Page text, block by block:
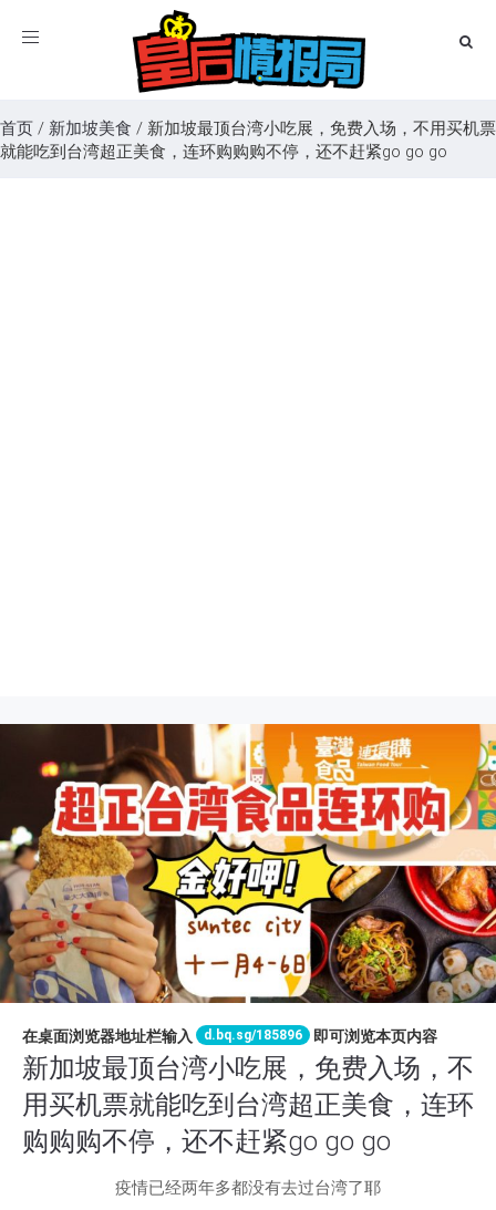
Toggle
首页 / 新加坡美食 / 新加坡最顶台湾小吃展，免费入场，不用买机票
就能吃到台湾超正美食，连环购购购不停，还不赶紧go go go
在桌面浏览器地址栏输入 d.bq.sg/185896 即可浏览本页内容
新加坡最顶台湾小吃展，免费入场，不
用买机票就能吃到台湾超正美食，连环
购购购不停，还不赶紧go go go
疫情已经两年多都没有去过台湾了耶